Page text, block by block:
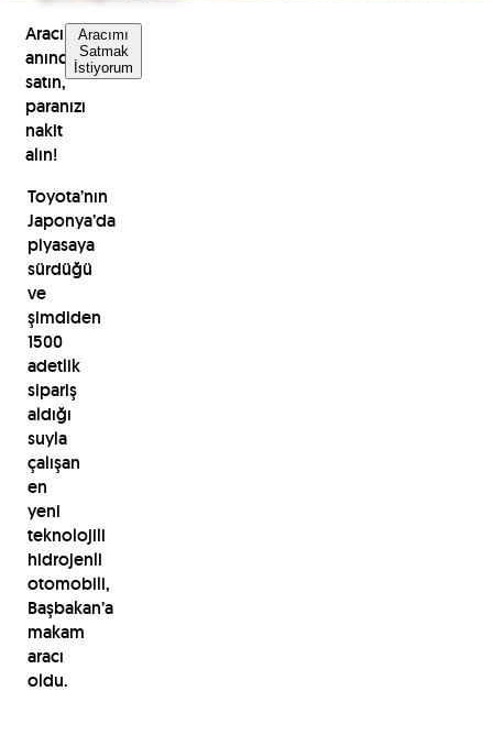
Aracınızı
anında
satın,
paranızı
nakit
alın!
Aracımı
Satmak
İstiyorum
Toyota’nın
Japonya’da
piyasaya
sürdüğü
ve
şimdiden
1500
adetlik
sipariş
aldığı
suyla
çalışan
en
yeni
teknolojili
hidrojenli
otomobili,
Başbakan’a
makam
aracı
oldu.